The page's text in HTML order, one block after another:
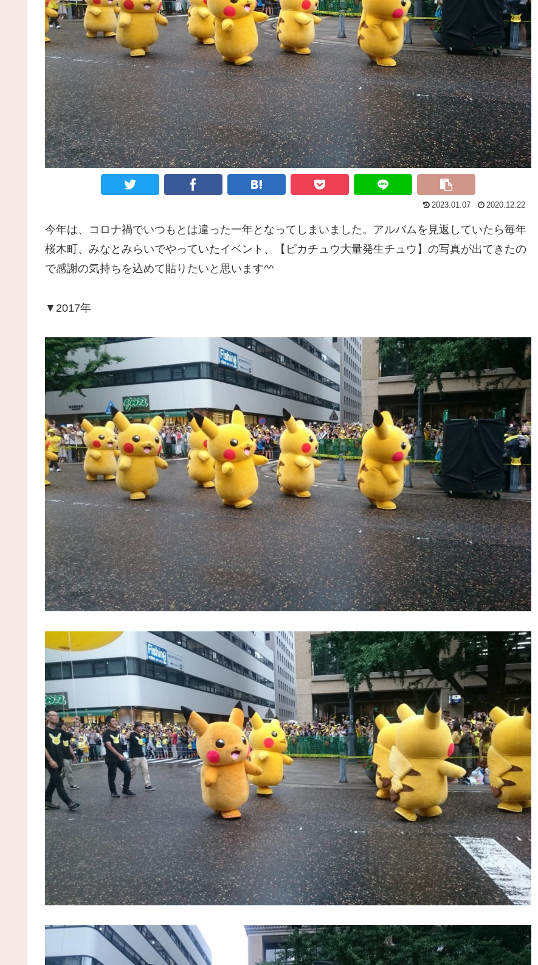
2023.01.07 2020.12.22
今年は、コロナ禍でいつもとは違った一年となってしまいました。アルバムを見返していたら毎年
桜木町、みなとみらいでやっていたイベント、【ピカチュウ大量発生チュウ】の写真が出てきたの
で感謝の気持ちを込めて貼りたいと思います^^
▼2017年